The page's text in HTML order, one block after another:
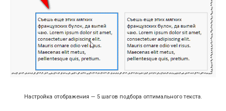
Настройка отображения — 5 шагов подбора оптимального текста.